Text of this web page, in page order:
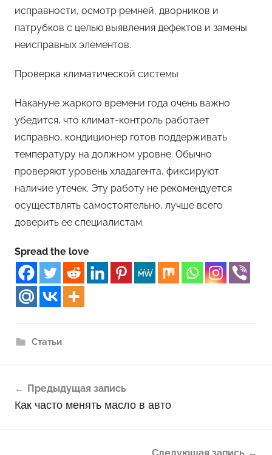
исправности, осмотр ремней, дворников и
патрубков с целью выявления дефектов и замены
неисправных элементов.
Проверка климатической системы
Накануне жаркого времени года очень важно
убедится, что климат-контроль работает
исправно, кондиционер готов поддерживать
температуру на должном уровне. Обычно
проверяют уровень хладагента, фиксируют
наличие утечек. Эту работу не рекомендуется
осуществлять самостоятельно, лучше всего
доверить ее специалистам.
Spread the love
Статьи
по
Предыдущая запись
Как часто менять масло в авто